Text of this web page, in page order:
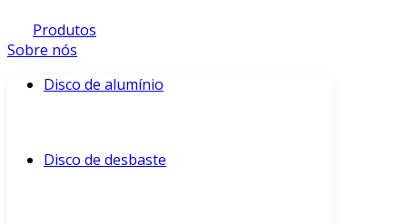
Produtos
Sobre nós
Disco de alumínio
Disco de desbaste